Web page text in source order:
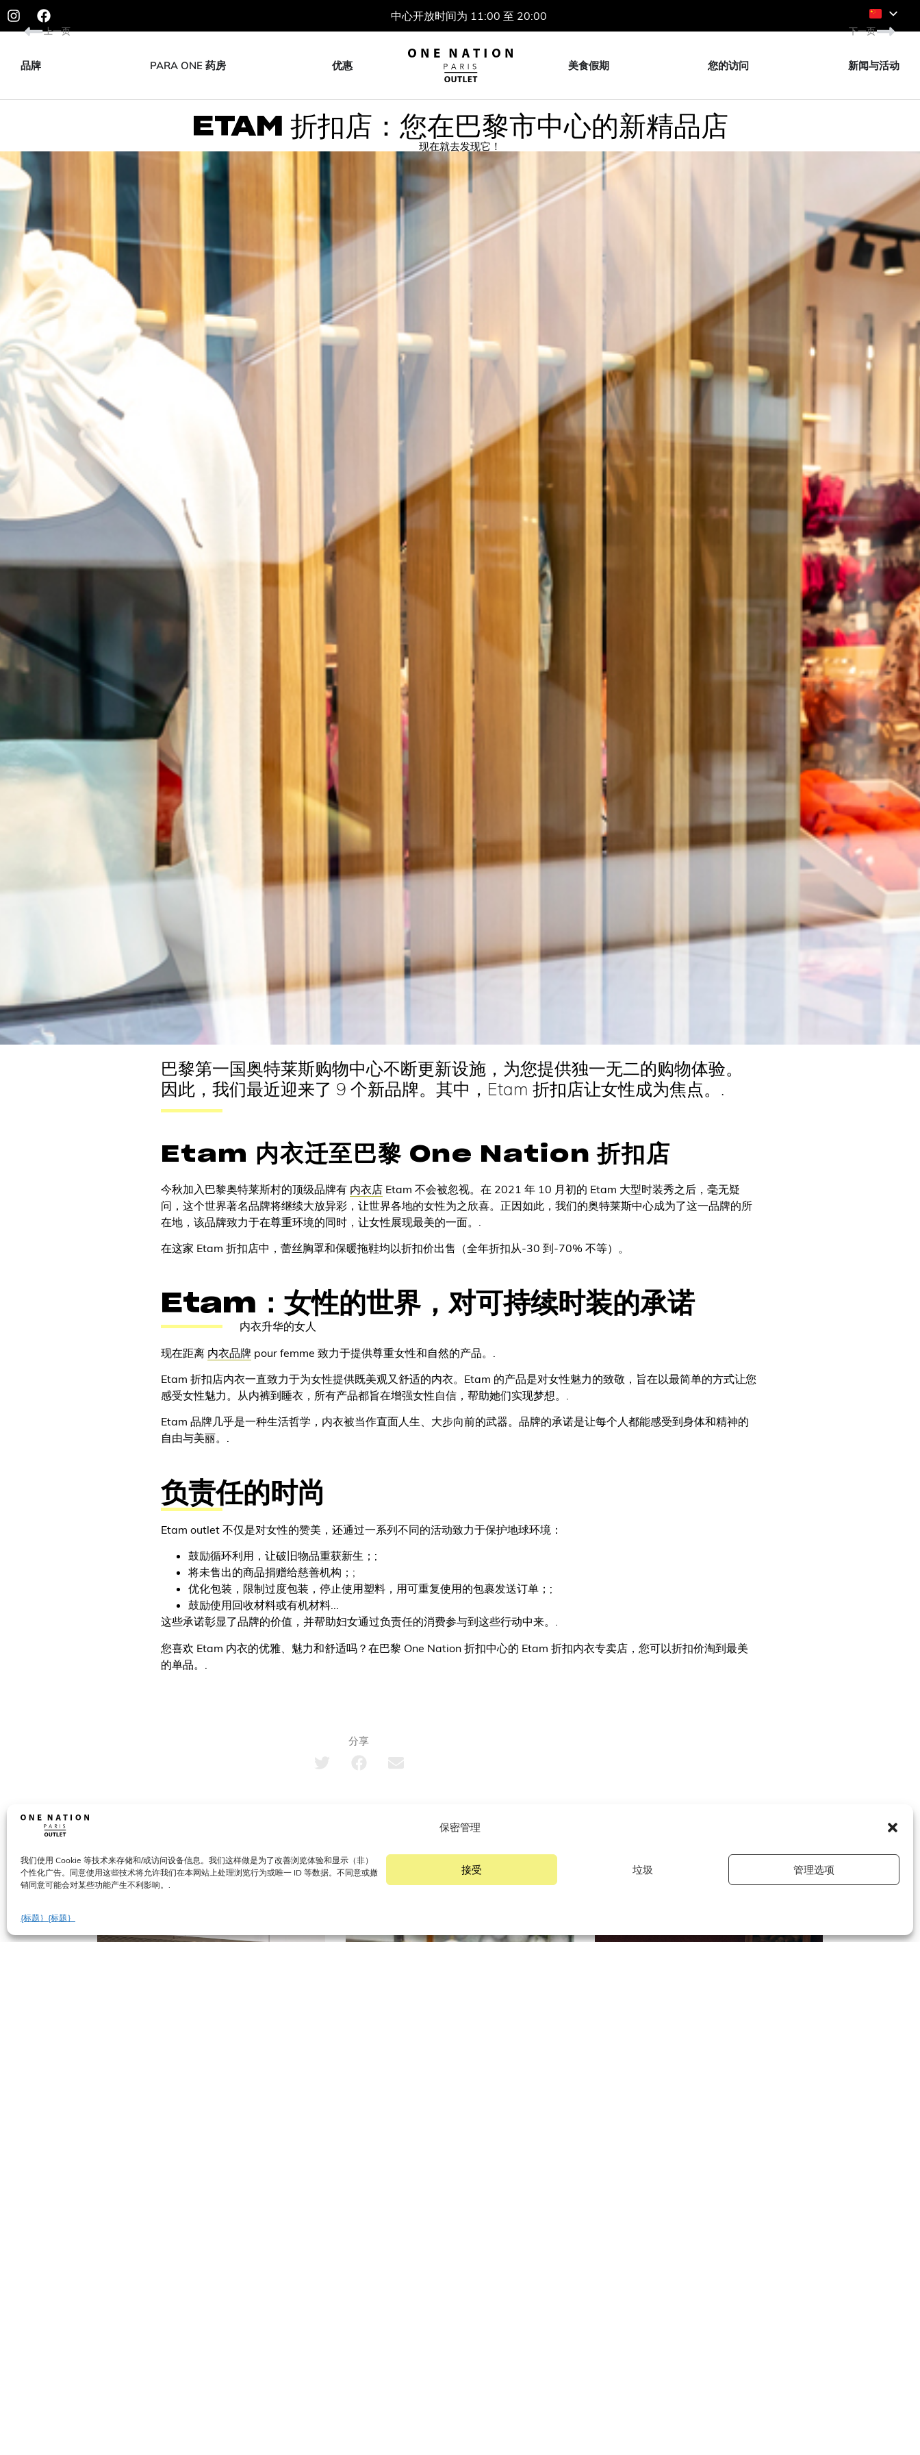
保密管理
我们使用 Cookie 等技术来存储和/或访问设备信息。我们这样做是为了改善浏览体验和显示（非）
个性化广告。同意使用这些技术将允许我们在本网站上处理浏览行为或唯一 ID 等数据。不同意或撤
销同意可能会对某些功能产生不利影响。.
接受 垃圾 管理选项
{标题｝ {标题｝
中心开放时间为 11:00 至 20:00
品牌 PARA ONE 药房 优惠 美食假期 您的访问 新闻与活动
ETAM 折扣店：您在巴黎市中心的新精品店
现在就去发现它！
上一页 下一页
巴黎第一国奥特莱斯购物中心不断更新设施，为您提供独一无二的购物体验。
因此，我们最近迎来了 9 个新品牌。其中，Etam 折扣店让女性成为焦点。.
Etam 内衣迁至巴黎 One Nation 折扣店
今秋加入巴黎奥特莱斯村的顶级品牌有 内衣店 Etam 不会被忽视。在 2021 年 10 月初的 Etam 大型时装秀之后，毫无疑
问，这个世界著名品牌将继续大放异彩，让世界各地的女性为之欣喜。正因如此，我们的奥特莱斯中心成为了这一品牌的所
在地，该品牌致力于在尊重环境的同时，让女性展现最美的一面。.
在这家 Etam 折扣店中，蕾丝胸罩和保暖拖鞋均以折扣价出售（全年折扣从-30 到-70% 不等）。
Etam：女性的世界，对可持续时装的承诺
内衣升华的女人
现在距离 内衣品牌 pour femme 致力于提供尊重女性和自然的产品。.
Etam 折扣店内衣一直致力于为女性提供既美观又舒适的内衣。Etam 的产品是对女性魅力的致敬，旨在以最简单的方式让您
感受女性魅力。从内裤到睡衣，所有产品都旨在增强女性自信，帮助她们实现梦想。.
Etam 品牌几乎是一种生活哲学，内衣被当作直面人生、大步向前的武器。品牌的承诺是让每个人都能感受到身体和精神的
自由与美丽。.
负责任的时尚
Etam outlet 不仅是对女性的赞美，还通过一系列不同的活动致力于保护地球环境：
鼓励循环利用，让破旧物品重获新生；;
将未售出的商品捐赠给慈善机构；;
优化包装，限制过度包装，停止使用塑料，用可重复使用的包裹发送订单；;
鼓励使用回收材料或有机材料...
这些承诺彰显了品牌的价值，并帮助妇女通过负责任的消费参与到这些行动中来。.
您喜欢 Etam 内衣的优雅、魅力和舒适吗？在巴黎 One Nation 折扣中心的 Etam 折扣内衣专卖店，您可以折扣价淘到最美
的单品。.
分享
其他文章
我们的所有文章